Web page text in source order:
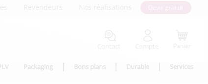
Packaging Bons plans Durable Services